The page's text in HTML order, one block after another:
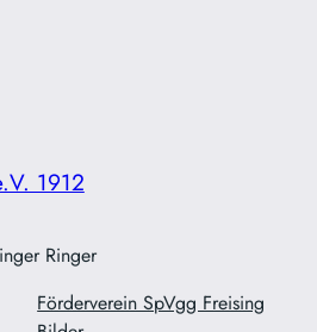
1912
Ringer
Förderverein SpVgg Freising